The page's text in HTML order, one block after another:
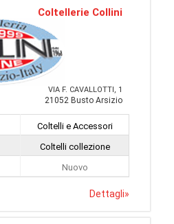
Coltellerie Collini
VIA F. CAVALLOTTI, 1
21052 Busto Arsizio
Coltelli e Accessori
Coltelli collezione
Nuovo
Dettagli»